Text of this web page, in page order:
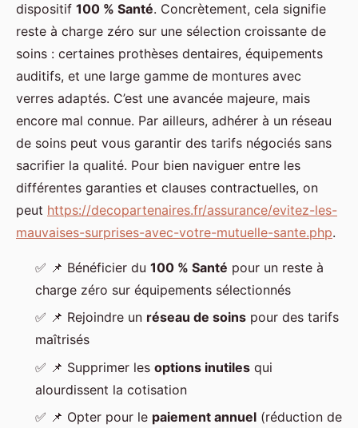
dispositif 100 % Santé. Concrètement, cela signifie
reste à charge zéro sur une sélection croissante de
soins : certaines prothèses dentaires, équipements
auditifs, et une large gamme de montures avec
verres adaptés. C’est une avancée majeure, mais
encore mal connue. Par ailleurs, adhérer à un réseau
de soins peut vous garantir des tarifs négociés sans
sacrifier la qualité. Pour bien naviguer entre les
différentes garanties et clauses contractuelles, on
peut https://decopartenaires.fr/assurance/evitez-les-
mauvaises-surprises-avec-votre-mutuelle-sante.php.
✅ 📌 Bénéficier du 100 % Santé pour un reste à
charge zéro sur équipements sélectionnés
✅ 📌 Rejoindre un réseau de soins pour des tarifs
maîtrisés
✅ 📌 Supprimer les options inutiles qui
alourdissent la cotisation
✅ 📌 Opter pour le paiement annuel (réduction de